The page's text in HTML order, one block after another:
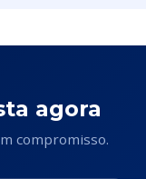
agora
compromisso.